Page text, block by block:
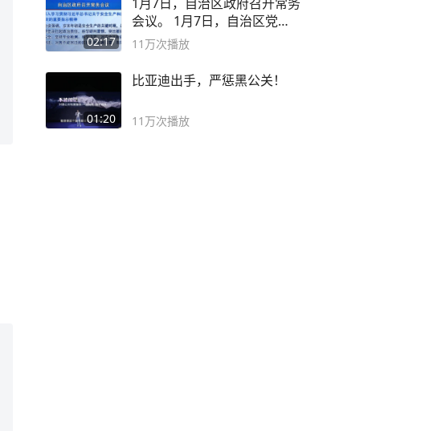
02:17
会议。 1月7日，自治区党委
副书记
11万次播放
01:20
比亚迪出手，严惩黑公关！
11万次播放